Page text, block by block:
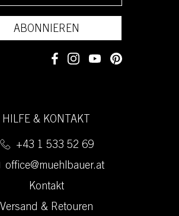
ABONNIEREN
HILFE & KONTAKT
+43 1 533 52 69
office@muehlbauer.at
Kontakt
Versand & Retouren